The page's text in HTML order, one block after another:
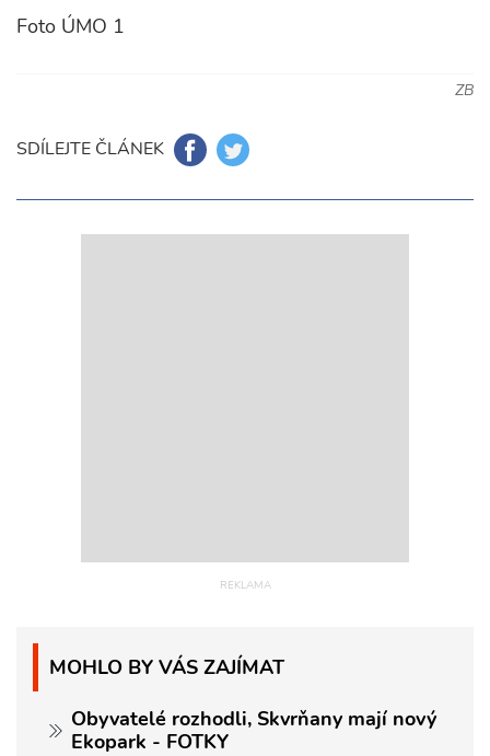
Foto ÚMO 1
ZB
SDÍLEJTE ČLÁNEK
MOHLO BY VÁS ZAJÍMAT
Obyvatelé rozhodli, Skvrňany mají nový
Ekopark - FOTKY